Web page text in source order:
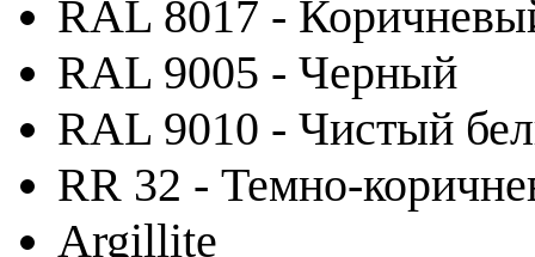
RAL 8017 -
RAL 9005 - Черный
RAL 9010 - Чистый
RR 32 - Темно-
Argillite